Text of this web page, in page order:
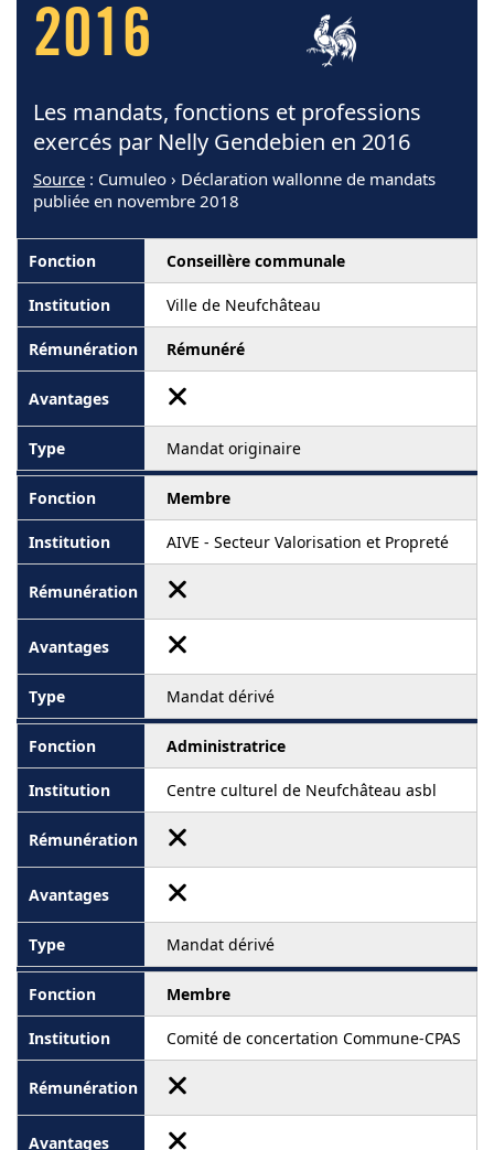
2016
Les mandats, fonctions et professions
exercés par Nelly Gendebien en 2016
Source : Cumuleo › Déclaration wallonne de mandats
publiée en novembre 2018
Conseillère communale
Ville de Neufchâteau
Rémunéré
Mandat originaire
Membre
AIVE - Secteur Valorisation et Propreté
Mandat dérivé
Administratrice
Centre culturel de Neufchâteau asbl
Mandat dérivé
Membre
Comité de concertation Commune-CPAS